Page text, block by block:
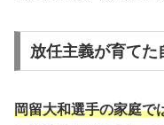
放任主義が育てた
岡留大和選手の家庭で